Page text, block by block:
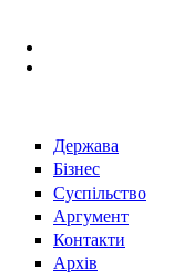
Держава
Бізнес
Суспільство
Аргумент
Контакти
Архів